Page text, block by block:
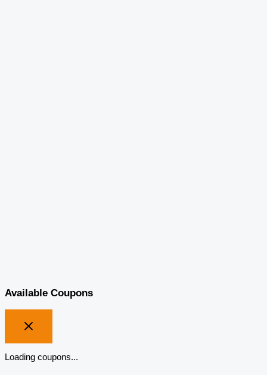
Available Coupons
Loading coupons...